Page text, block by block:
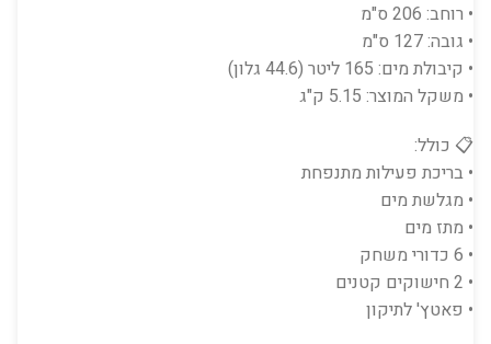
• רוחב: 206 ס"מ
• גובה: 127 ס"מ
• קיבולת מים: 165 ליטר (44.6 גלון)
• משקל המוצר: 5.15 ק"ג
📋 כולל:
• בריכת פעילות מתנפחת
• מגלשת מים
• מתז מים
• 6 כדורי משחק
• 2 חישוקים קטנים
• פאטץ' לתיקון